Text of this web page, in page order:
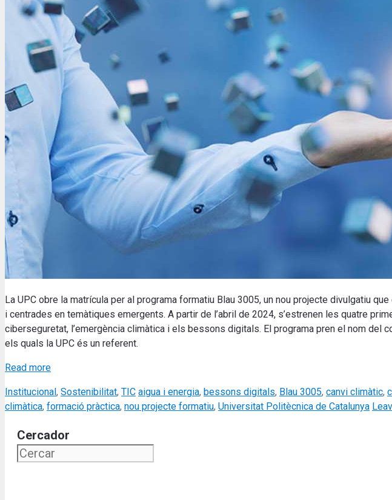
La UPC obre la matrícula per al programa formatiu Blau 3005, un nou projecte divulgatiu
i centrades en temàtiques emergents. A partir de l’abril de 2024, s’estrenen les quatre
ciberseguretat, l’emergència climàtica i els bessons digitals. El programa pren el nom del
els quals la UPC és un referent.
Read more
Categories
Institucional, Sostenibilitat, TIC Tags
aigua i energia, bessons digitals, Blau 3005, canvi climàtic,
climàtica, formació pràctica, nou projecte formatiu, Universitat Politècnica de Catalunya
Cercador